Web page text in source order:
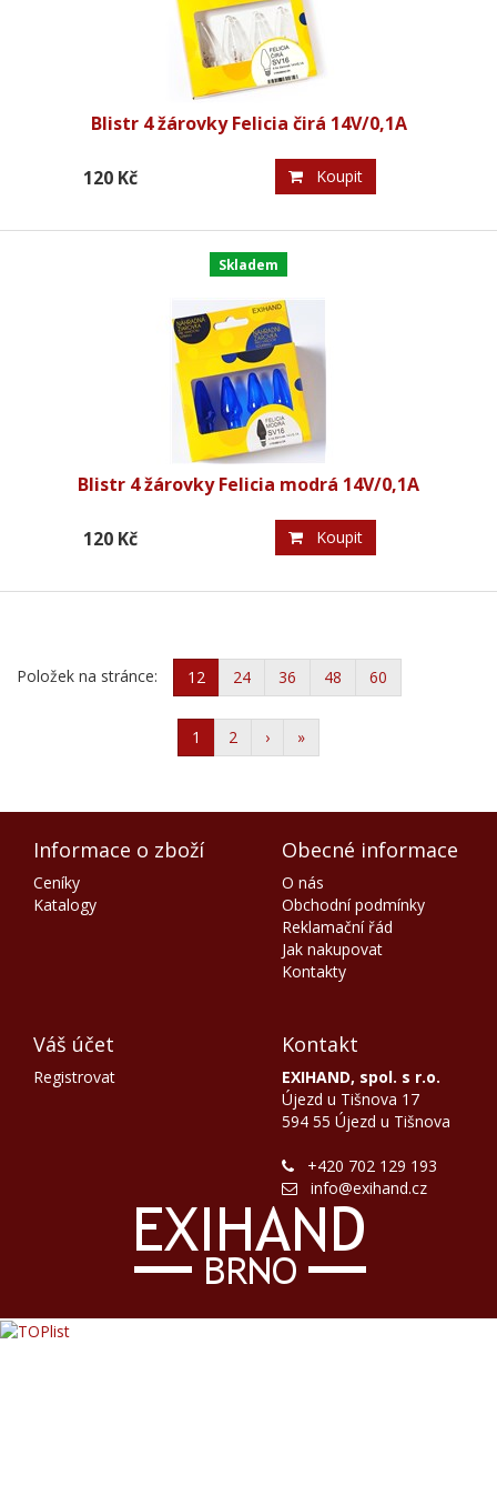
Blistr 4 žárovky Felicia čirá 14V/0,1A
120 Kč Koupit
Blistr 4 žárovky Felicia modrá 14V/0,1A
Skladem
120 Kč Koupit
Položek na stránce: 12 24 36 48 60
1 2 › »
Informace o zboží
Ceníky
Katalogy
Obecné informace
O nás
Obchodní podmínky
Reklamační řád
Jak nakupovat
Kontakty
Váš účet
Registrovat
Kontakt
EXIHAND, spol. s r.o.
Újezd u Tišnova 17
594 55 Újezd u Tišnova
+420 702 129 193
info@exihand.cz